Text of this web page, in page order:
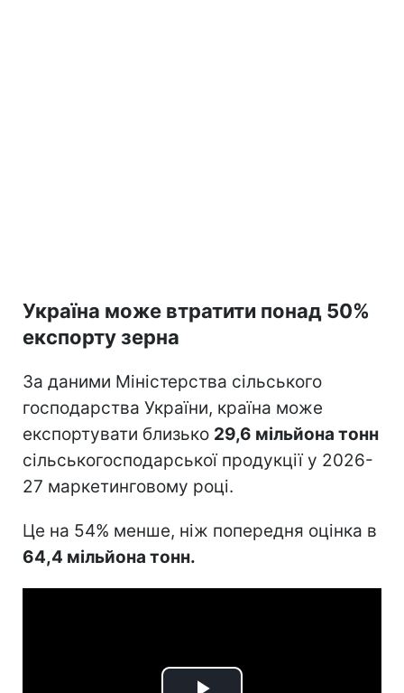
Україна може втратити понад 50%
експорту зерна
За даними Міністерства сільського
господарства України, країна може
експортувати близько 29,6 мільйона тонн
сільськогосподарської продукції у 2026-
27 маркетинговому році.
Це на 54% менше, ніж попередня оцінка в
64,4 мільйона тонн.